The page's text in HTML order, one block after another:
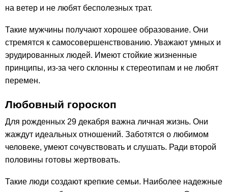
на ветер и не любят бесполезных трат.
Такие мужчины получают хорошее образование. Они
стремятся к самосовершенствованию. Уважают умных и
эрудированных людей. Имеют стойкие жизненные
принципы, из-за чего склонны к стереотипам и не любят
перемен.
Любовный гороскоп
Для рожденных 29 декабря важна личная жизнь. Они
жаждут идеальных отношений. Заботятся о любимом
человеке, умеют сочувствовать и слушать. Ради второй
половины готовы жертвовать.
Такие люди создают крепкие семьи. Наиболее надежные